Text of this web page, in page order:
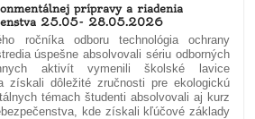
prípravy a riadenia
25.05- 28.05.2026
ročníka odboru technológia ochrany
úspešne absolvovali sériu odborných
aktivít vymenili školské lavice
získali dôležité zručnosti pre ekologickú
témach študenti absolvovali aj kurz
kde získali kľúčové základy